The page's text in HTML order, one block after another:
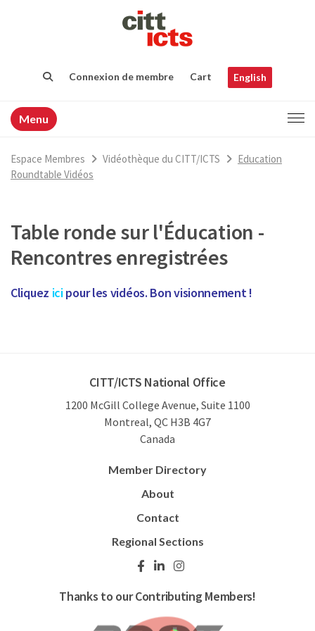
Connexion de membre Cart English
Menu
Espace Membres Vidéothèque du CITT/ICTS
Education
Roundtable Vidéos
Table ronde sur l'Éducation -
Rencontres enregistrées
Cliquez icipour les vidéos. Bon visionnement !
CITT/ICTS National Office
1200 McGill College Avenue, Suite 1100
Montreal, QC H3B 4G7
Canada
Member Directory
About
Contact
Regional Sections
Thanks to our Contributing Members!